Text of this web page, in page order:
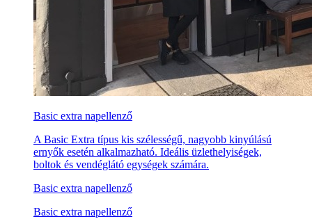
Basic extra napellenző
A Basic Extra típus kis szélességű, nagyobb kinyúlású
ernyők esetén alkalmazható. Ideális üzlethelyiségek,
boltok és vendéglátó egységek számára.
Basic extra napellenző
Basic extra napellenző